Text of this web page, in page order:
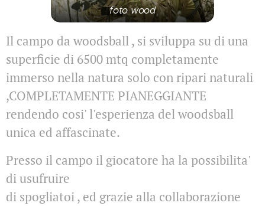
foto wood
Il campo da woodsball , si sviluppa su di una
superficie di 6500 mtq completamente
immerso nella natura solo con ripari naturali
,COMPLETAMENTE PIANEGGIANTE
rendendo cosi' l'esperienza del woodsball
unica ed affascinate.
Presso il campo il giocatore ha la possibilita'
di usufruire
di spogliatoi , ed grazie alla collaborazione